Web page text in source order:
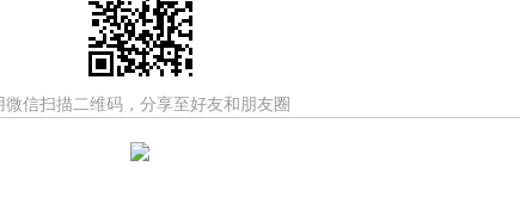
微信扫描二维码，分享至好友和朋友圈